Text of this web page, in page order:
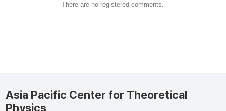
There are no registered comments.
Asia Pacific Center for Theoretical
Physics